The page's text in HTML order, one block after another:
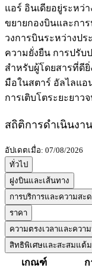
แอร์ อินเดียอยู่ระหว่
ขยายกองบินและกา
วงการบินระหว่างปร
ความยั่งยืน การปรับ
สำหรับผู้โดยสารที่ดี
มือในสตาร์ อัลไลแอ
การเติบโตระยะยาว
สถิติการดำเนินงาน
อัปเดตเมื่อ: 07/08/2026
ทั่วไป
ฝูงบินและเส้นทาง
การบริการและความสะ
ราคา
ความตรงเวลาและควา
สิทธิพิเศษและสะสมแต้ม
เกณฑ์